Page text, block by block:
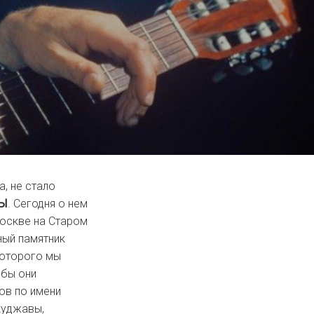
не стало
. Сегодня о нем
на Старом
памятник
мы
они
по имени